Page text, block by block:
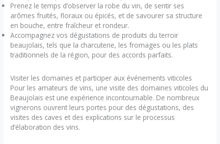
Prenez le temps d’observer la robe du vin, de sentir ses
arômes fruités, floraux ou épicés, et de savourer sa structure
en bouche, entre fraîcheur et rondeur.
Accompagnez vos dégustations de produits du terroir
beaujolais, tels que la charcuterie, les fromages ou les plats
traditionnels de la région, pour des accords parfaits.
Visiter les domaines et participer aux événements viticoles
Pour les amateurs de vins, une visite des domaines viticoles du
Beaujolais est une expérience incontournable. De nombreux
vignerons ouvrent leurs portes pour des dégustations, des
visites des caves et des explications sur le processus
d’élaboration des vins.